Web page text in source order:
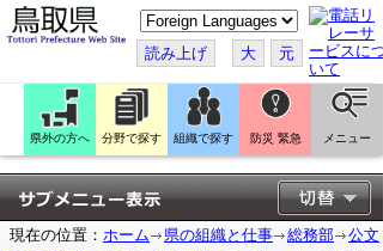
こ
の
ペ
ー
ジ
翻
訳
す
る
読み上げ 大 元
県外の方へ 分野で探す 組織で探す 防災 緊急 メニュー
現在の位置： ホーム 県の組織と仕事 総務部
公文